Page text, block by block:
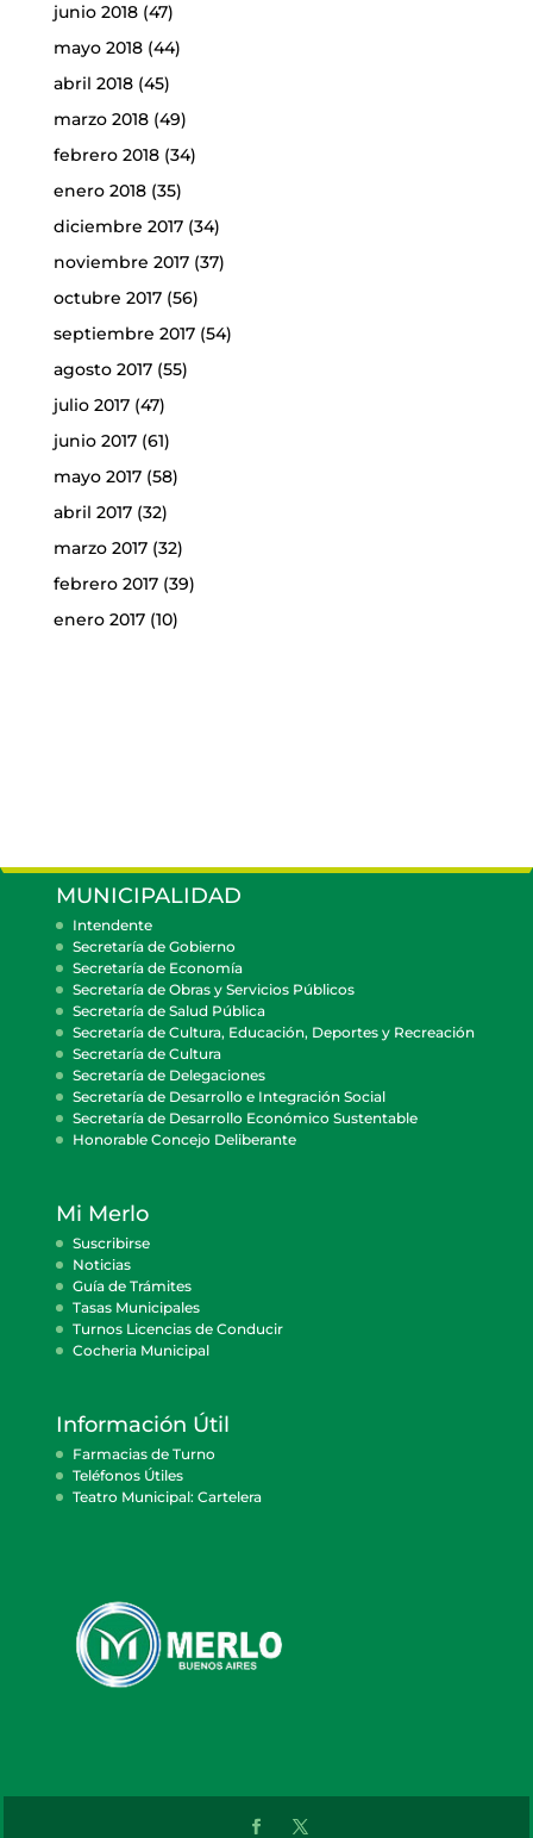
junio 2018(47)
mayo 2018(44)
abril 2018(45)
marzo 2018(49)
febrero 2018(34)
enero 2018(35)
diciembre 2017(34)
noviembre 2017(37)
octubre 2017(56)
septiembre 2017(54)
agosto 2017(55)
julio 2017(47)
junio 2017(61)
mayo 2017(58)
abril 2017(32)
marzo 2017(32)
febrero 2017(39)
enero 2017(10)
MUNICIPALIDAD
Intendente
Secretaría de Gobierno
Secretaría de Economía
Secretaría de Obras y Servicios Públicos
Secretaría de Salud Pública
Secretaría de Cultura, Educación, Deportes y Recreación
Secretaría de Cultura
Secretaría de Delegaciones
Secretaría de Desarrollo e Integración Social
Secretaría de Desarrollo Económico Sustentable
Honorable Concejo Deliberante
Mi Merlo
Suscribirse
Noticias
Guía de Trámites
Tasas Municipales
Turnos Licencias de Conducir
Cocheria Municipal
Información Útil
Farmacias de Turno
Teléfonos Útiles
Teatro Municipal: Cartelera